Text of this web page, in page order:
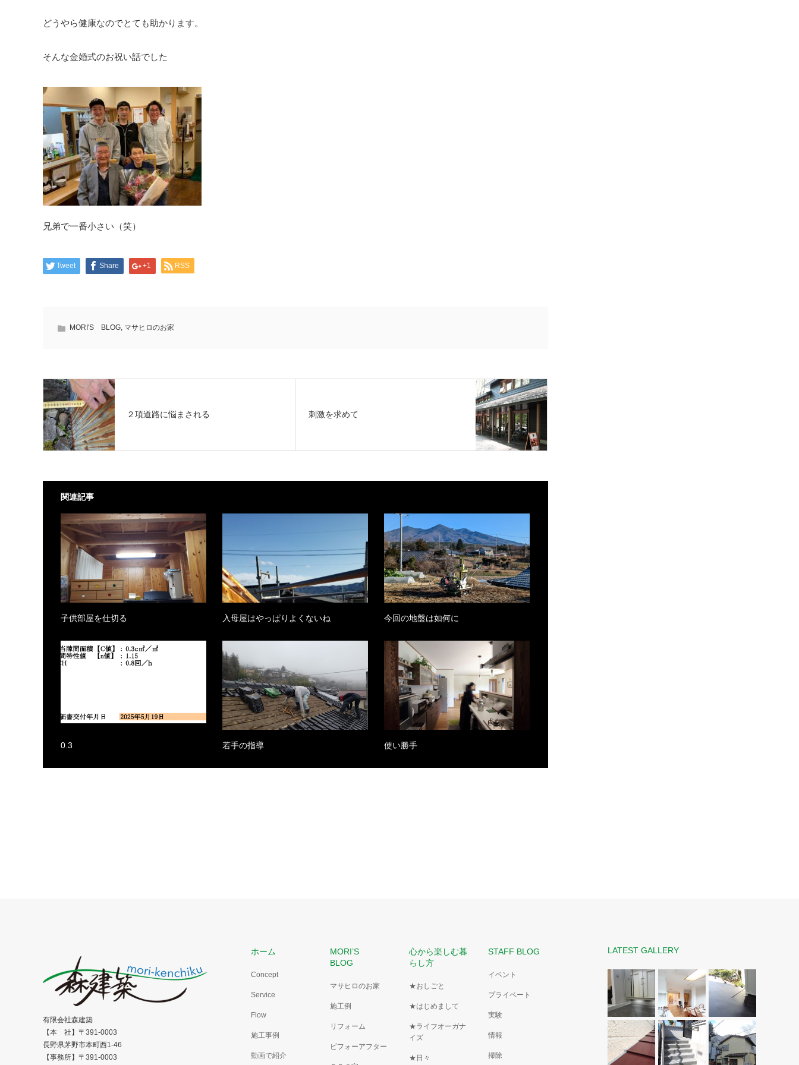
どうやら健康なのでとても助かります。
そんな金婚式のお祝い話でした
兄弟で一番小さい（笑）
Tweet Share +1 RSS
MORI'S BLOG, マサヒロのお家
２項道路に悩まされる 刺激を求めて
関連記事
子供部屋を仕切る 入母屋はやっぱりよくないね 今回の地盤は如何に
0.3 若手の指導 使い勝手
ホーム
Concept
Service
Flow
施工事例
動画で紹介
MORI’S
BLOG
マサヒロのお家
施工例
リフォーム
ビフォーアフター
心から楽しむ暮
らし方
★おしごと
★はじめまして
★ライフオーガナ
イズ
★日々
STAFF BLOG
イベント
プライベート
実験
情報
掃除
LATEST GALLERY
有限会社森建築
【本 社】〒391-0003
長野県茅野市本町西1-46
【事務所】〒391-0003